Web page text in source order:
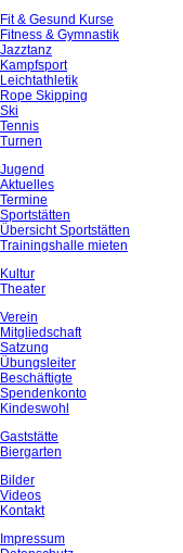
Fit & Gesund Kurse
Fitness & Gymnastik
Jazztanz
Kampfsport
Leichtathletik
Rope Skipping
Ski
Tennis
Turnen
Jugend
Aktuelles
Termine
Sportstätten
Übersicht Sportstätten
Trainingshalle mieten
Kultur
Theater
Verein
Mitgliedschaft
Satzung
Übungsleiter
Beschäftigte
Spendenkonto
Kindeswohl
Gaststätte
Biergarten
Bilder
Videos
Kontakt
Impressum